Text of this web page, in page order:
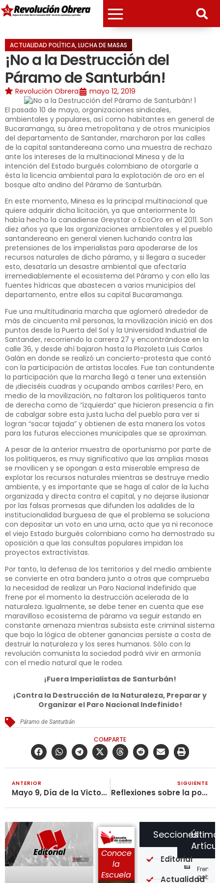
ACTUALIDAD POLÍTICA,LUCHA DE MASAS
¡No a la Destrucción del
Páramo de Santurbán!
Revolución Obrera
mayo 12, 2019
El pasado 10 de mayo, organizaciones sindicales,
ambientales y populares, así como habitantes en general de
Bucaramanga, su área metropolitana y de otros municipios
del departamento de Santander, marcharon por las calles
de la capital santandereana como una muestra de rechazo
ante los intereses de la multinacional Minesa y de la
intención del Estado burgués colombiano de otorgarle a
ésta la licencia ambiental para la explotación de oro en el
bosque alto andino del Páramo de Santurbán.
En este momento, Minesa es la principal multinacional que
quiere adquirir dicha licitación, ya que anteriormente lo
había hecho la canadiense Greystar o EcoOro en el 2011. Son
diez años ya que las organizaciones ambientales y el pueblo
santandereano en general vienen luchando contra las
pretensiones de los imperialistas para apoderarse de los
recursos naturales de dicho páramo, y si llegara a suceder
esto, desataría un desastre ambiental que afectaría
irremediablemente el ecosistema del Páramo y con ello las
fuentes hídricas que abastecen a varios municipios del
departamento, entre ellos su capital Bucaramanga.
Fue una multitudinaria marcha que aglomeró alrededor de
más de cincuenta mil personas, la movilización inició en dos
puntos desde la Puerta del Sol y la Universidad Industrial de
Santander, recorriendo la carrera 27 y encontrándose en la
calle 36, y desde ahí bajaron hasta la Plazoleta Luis Carlos
Galán en donde se realizó un concierto-protesta que contó
con la participación de artistas locales. Fue tan contundente
la participación que la marcha llegó a tener una extensión
de ¡dieciséis cuadras y ocupando ambos carriles! Pero, en
medio de la movilización, no faltaron los politiqueros tanto
de derecha como de “izquierda” que hicieron presencia a fin
de cabalgar sobre esta justa lucha del pueblo para ver si
logran “sacar tajada” y obtienen de esta manera los votos
para las futuras elecciones municipales que se aproximan.
A pesar de la anterior muestra de oportunismo por parte de
los politiqueros, es muy significativo que las amplias masas
se movilicen y se opongan a esta miserable empresa de
explotar los recursos naturales mientras se destruye medio
ambiente, y es importante que se haga al calor de la lucha
organizada y directa contra el capital, y no dejarse ilusionar
por las falsas promesas que difunden los adalides de la
institucionalidad burguesa de que el problema se soluciona
con depositar un voto en una urna, acto que ya ni reconoce
el viejo Estado burgués colombiano como ha demostrado su
oposición a que las consultas populares impidan los
proyectos extractivistas.
Por tanto, la defensa de los territorios y del medio ambiente
se convierte en otra bandera junto a otras que comprueba
la necesidad de realizar un Paro Nacional Indefinido que
frene por el momento la destrucción acelerada de la
naturaleza. Igualmente, se debe tener en cuenta que ese
maravilloso ecosistema de páramo va seguir estando en
constante amenaza mientras subsista este criminal sistema
que bajo la lógica de obtener ganancias persiste a costa de
destruir la naturaleza y los seres humanos. Sólo con la
revolución comunista la sociedad podrá vivir en armonía
con el medio natural que le rodea.
¡Fuera Imperialistas de Santurbán!
¡Contra la Destrucción de la Naturaleza, Preparar y
Organizar el Paro Nacional Indefinido!
Páramo de Santurbán
COMPARTE
ANTERIOR
Mayo 9, Día de la Victoria del Pueblo Soviético Sobre el Fascismo
SIGUIENTE
Reflexiones sobre la política de modernización del MINTIC del títere Iván Duque
Conoce
la
Escuela
Frente
Secciones
Editorial
Actualidad